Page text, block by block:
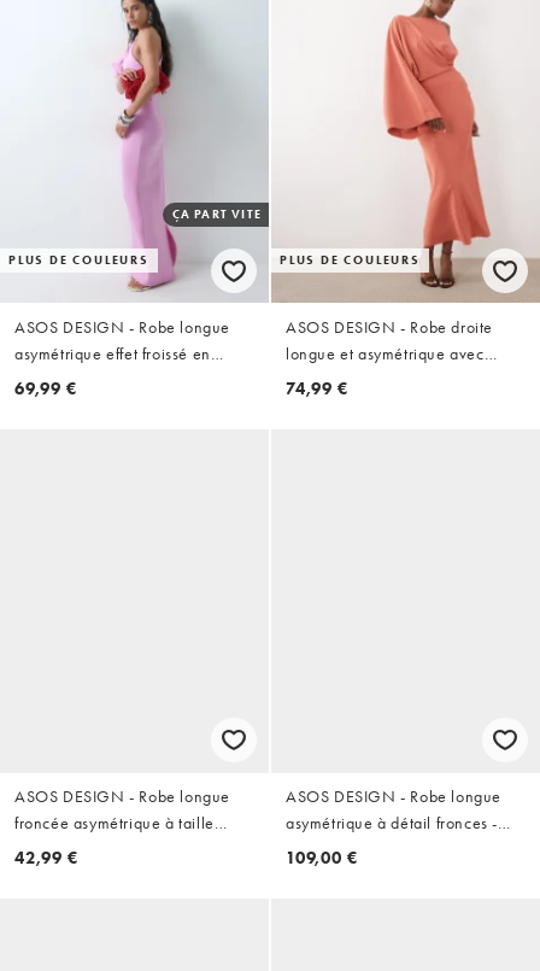
PLUS DE COULEURS
ÇA PART VITE
ASOS DESIGN - Robe longue
asymétrique effet froissé en
imitation néoprène - Lilas
69,99 €
PLUS DE COULEURS
ASOS DESIGN - Robe droite
longue et asymétrique avec
détail drapé au dos - Orange
74,99 €
ASOS DESIGN - Robe longue
froncée asymétrique à taille
basse - Chocolat
42,99 €
ASOS DESIGN - Robe longue
asymétrique à détail fronces -
Noir
109,00 €